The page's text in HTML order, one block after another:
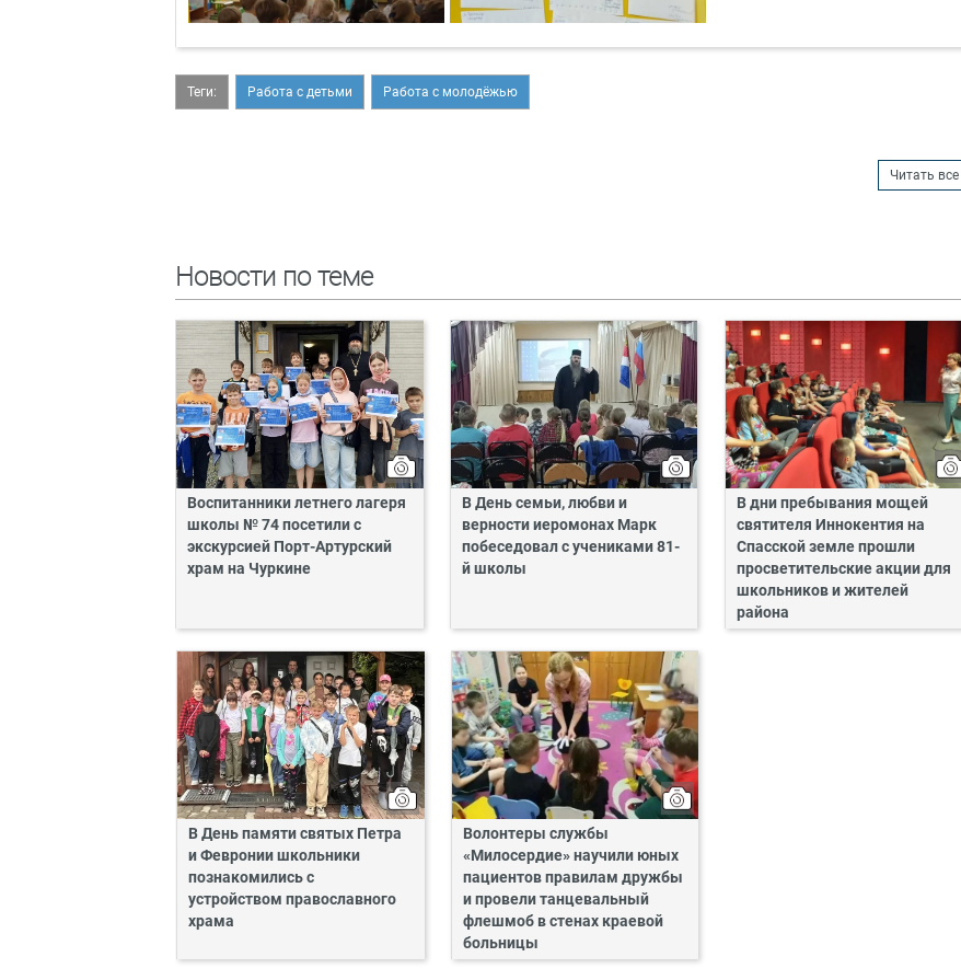
Теги: Работа с детьми Работа с молодёжью
Читать все
Новости по теме
Воспитанники летнего лагеря
школы № 74 посетили с
экскурсией Порт-Артурский
храм на Чуркине
В День семьи, любви и
верности иеромонах Марк
побеседовал с учениками 81-
й школы
В дни пребывания мощей
святителя Иннокентия на
Спасской земле прошли
просветительские акции для
школьников и жителей
района
В День памяти святых Петра
и Февронии школьники
познакомились с
устройством православного
храма
Волонтеры службы
«Милосердие» научили юных
пациентов правилам дружбы
и провели танцевальный
флешмоб в стенах краевой
больницы